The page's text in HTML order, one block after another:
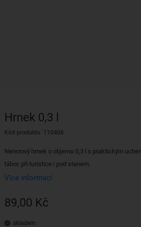
Hrnek 0,3 l
Kód produktu 110406
Nerezový hrnek o objemu 0,3 l s praktickým
tábor, při turistice i pod stanem.
Více informací
89,00 Kč
skladem